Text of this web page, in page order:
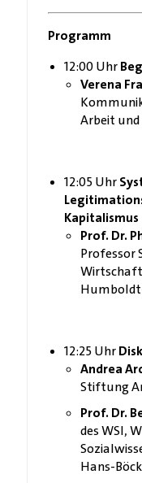
Programm
12:00 Uhr
Verena
Arbeit und
12:05 Uhr
Kapitalismus
Prof. Dr.
Professor
Wirtschaft
12:25 Uhr
Andrea
Stiftung
Prof. Dr.
des WSI,
Hans-